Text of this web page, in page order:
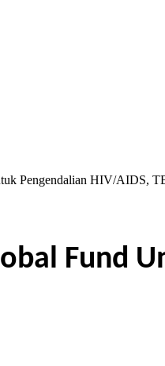
Pengendalian HIV/AIDS,
Fund